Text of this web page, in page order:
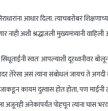
आधार दिला. त्याचबरोबर
अशी श्रद्धाजंली मुख्यमंत्र्यांनी
सिंधूताईनी स्वतः आपल्याशी
मदर तेरेसा असं त्यांना संबोधलं जायचं ते
कायम दुस्वास होत होता, पण माईंनी
अजूनही अनेकांपर्यंत पोहचून त्यांना घास